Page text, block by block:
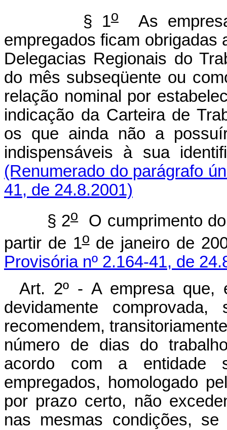
§ 1oAs
empregados ficam
Delegacias Regionais do
do mês subseqüente ou
relação nominal por
indicação da Carteira de
os que ainda não a
indispensáveis à
(Renumerado do parágrafo
41, de 24.8.2001)
§ 2oO cumprimento
partir de 1ode janeiro
Provisória nº 2.164-41, de
Art. 2º - A empresa que,
devidamente
recomendem,
número de dias do
acordo com a entidade
empregados, homologado
por prazo certo, não
nas mesmas condições,